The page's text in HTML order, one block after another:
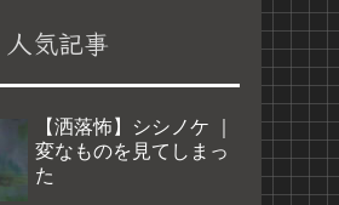
人気記事
【洒落怖】シシノケ ｜
変なものを見てしまっ
た